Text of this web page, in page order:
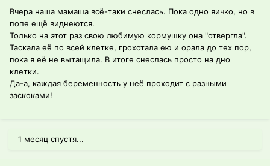
Вчера наша мамаша всё-таки снеслась. Пока одно яичко, но в
попе ещё виднеются.
Только на этот раз свою любимую кормушку она "отвергла".
Таскала её по всей клетке, грохотала ею и орала до тех пор,
пока я её не вытащила. В итоге снеслась просто на дно
клетки.
Да-а, каждая беременность у неё проходит с разными
заскоками!
1 месяц спустя...